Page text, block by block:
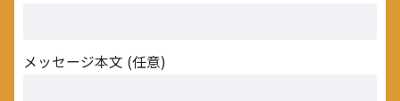
メッセージ本文 (任意)